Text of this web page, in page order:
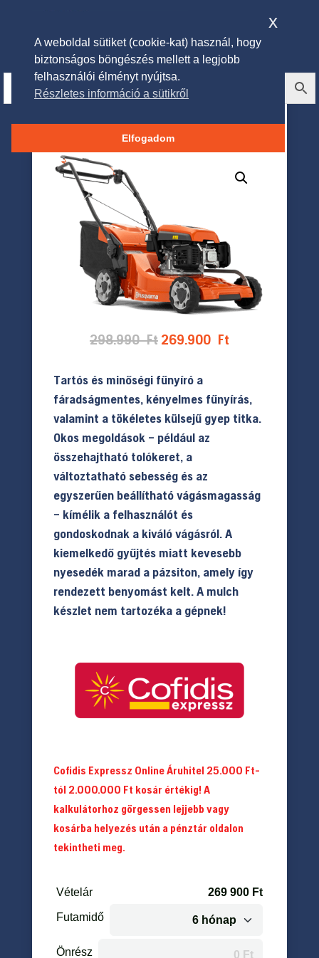
HUSQVARNA LC 347V Önjáró
fűnyíró
298.990Ft Original
was:
298.990 Ft.
269.900 FtCurrent
269.900 Ft.
Tartós és minőségi fűnyíró a
fáradságmentes, kényelmes fűnyírás,
valamint a tökéletes külsejű gyep titka.
Okos megoldások – például az
összehajtható tolókeret, a
változtatható sebesség és az
egyszerűen beállítható vágásmagasság
– kímélik a felhasználót és
gondoskodnak a kiváló vágásról. A
kiemelkedő gyűjtés miatt kevesebb
nyesedék marad a pázsiton, amely így
rendezett benyomást kelt.A mulch
készlet nem tartozéka a gépnek!
Cofidis Expressz Online Áruhitel 25.000 Ft-
tól 2.000.000 Ft kosár értékig! A
kalkulátorhoz görgessen lejjebb vagy
kosárba helyezés után a pénztár oldalon
tekintheti meg.
A weboldal sütiket (cookie-kat) használ, hogy
biztonságos böngészés mellett a legjobb
felhasználói élményt nyújtsa.
Részletes információ a sütikről
Elfogadom
x